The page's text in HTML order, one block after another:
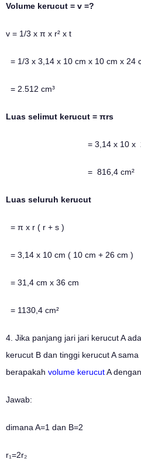
Volume kerucut = v =?
v = 1/3 x π x r² x t
= 1/3 x 3,14 x 10 cm x 10 cm x 24
= 2.512 cm³
Luas selimut kerucut = πrs
= 3,14 x 10 x
= 816,4
Luas seluruh kerucut
= π x r ( r + s )
= 3,14 x 10 cm ( 10 cm + 26 cm )
= 31,4 cm x 36 cm
= 1130,4 cm²
4. Jika panjang jari jari kerucut A
kerucut B dan tinggi kerucut A
berapakah volume kerucutA dengan
Jawab:
dimana A=1 dan B=2
r₁=2r₂